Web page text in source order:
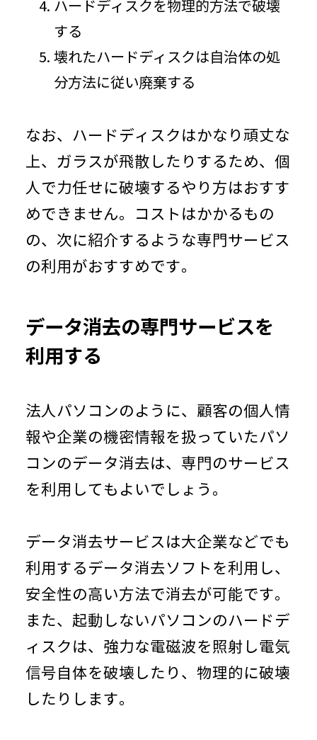
ハードディスクを物理的方法で破壊
する
壊れたハードディスクは自治体の処
分方法に従い廃棄する
なお、ハードディスクはかなり頑丈な
上、ガラスが飛散したりするため、個
人で力任せに破壊するやり方はおすす
めできません。コストはかかるもの
の、次に紹介するような専門サービス
の利用がおすすめです。
データ消去の専門サービスを
利用する
法人パソコンのように、顧客の個人情
報や企業の機密情報を扱っていたパソ
コンのデータ消去は、専門のサービス
を利用してもよいでしょう。
データ消去サービスは大企業などでも
利用するデータ消去ソフトを利用し、
安全性の高い方法で消去が可能です。
また、起動しないパソコンのハードデ
ィスクは、強力な電磁波を照射し電気
信号自体を破壊したり、物理的に破壊
したりします。